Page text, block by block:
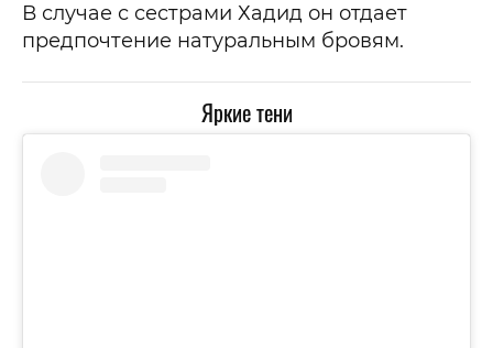
В случае с сестрами Хадид он отдает
предпочтение натуральным бровям.
Яркие тени